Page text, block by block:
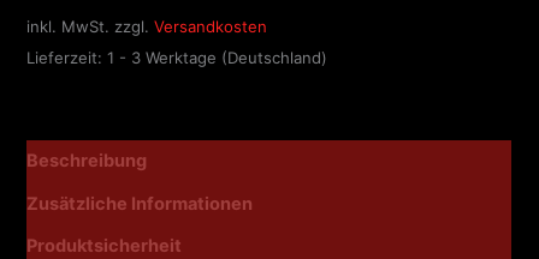
inkl. MwSt. zzgl.Versandkosten
Lieferzeit:1 - 3 Werktage (Deutschland)
Beschreibung
Zusätzliche Informationen
Produktsicherheit